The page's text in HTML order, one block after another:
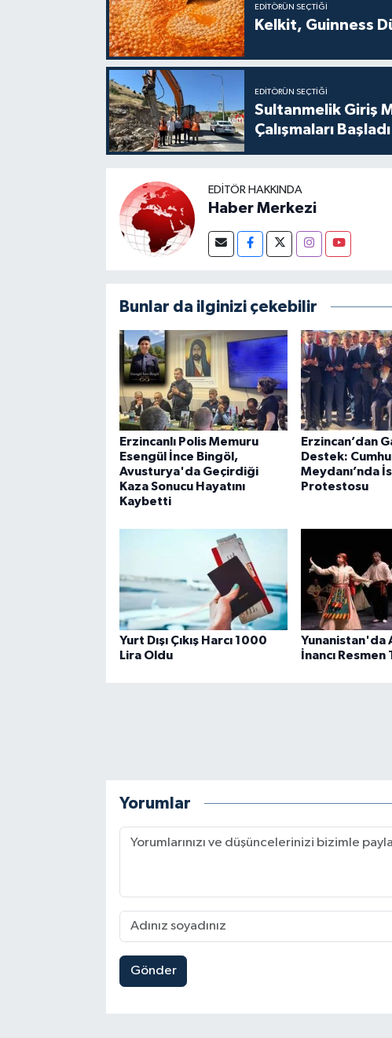
EDITÖRÜN SEÇTIĞI
Kelkit, Guinness
EDITÖRÜN SEÇTIĞI
Sultanmelik Giriş
Çalışmaları Başladı
EDITÖR HAKKINDA
Haber Merkezi
Bunlar da ilginizi çekebilir
Erzincanlı Polis Memuru
Esengül İnce Bingöl,
Avusturya'da Geçirdiği
Kaza Sonucu Hayatını
Kaybetti
Erzincan’dan
Destek:
Meydanı’nda
Protestosu
Yurt Dışı Çıkış Harcı 1000
Lira Oldu
Yunanistan'da
İnancı Resmen
Yorumlar
Gönder